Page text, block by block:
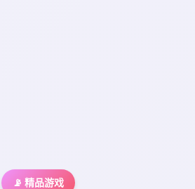
📡 精品游戏